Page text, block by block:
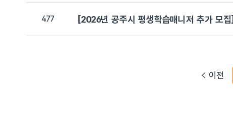
477 [2026년 공주시 평생학습매니저 추가 모집]
이전